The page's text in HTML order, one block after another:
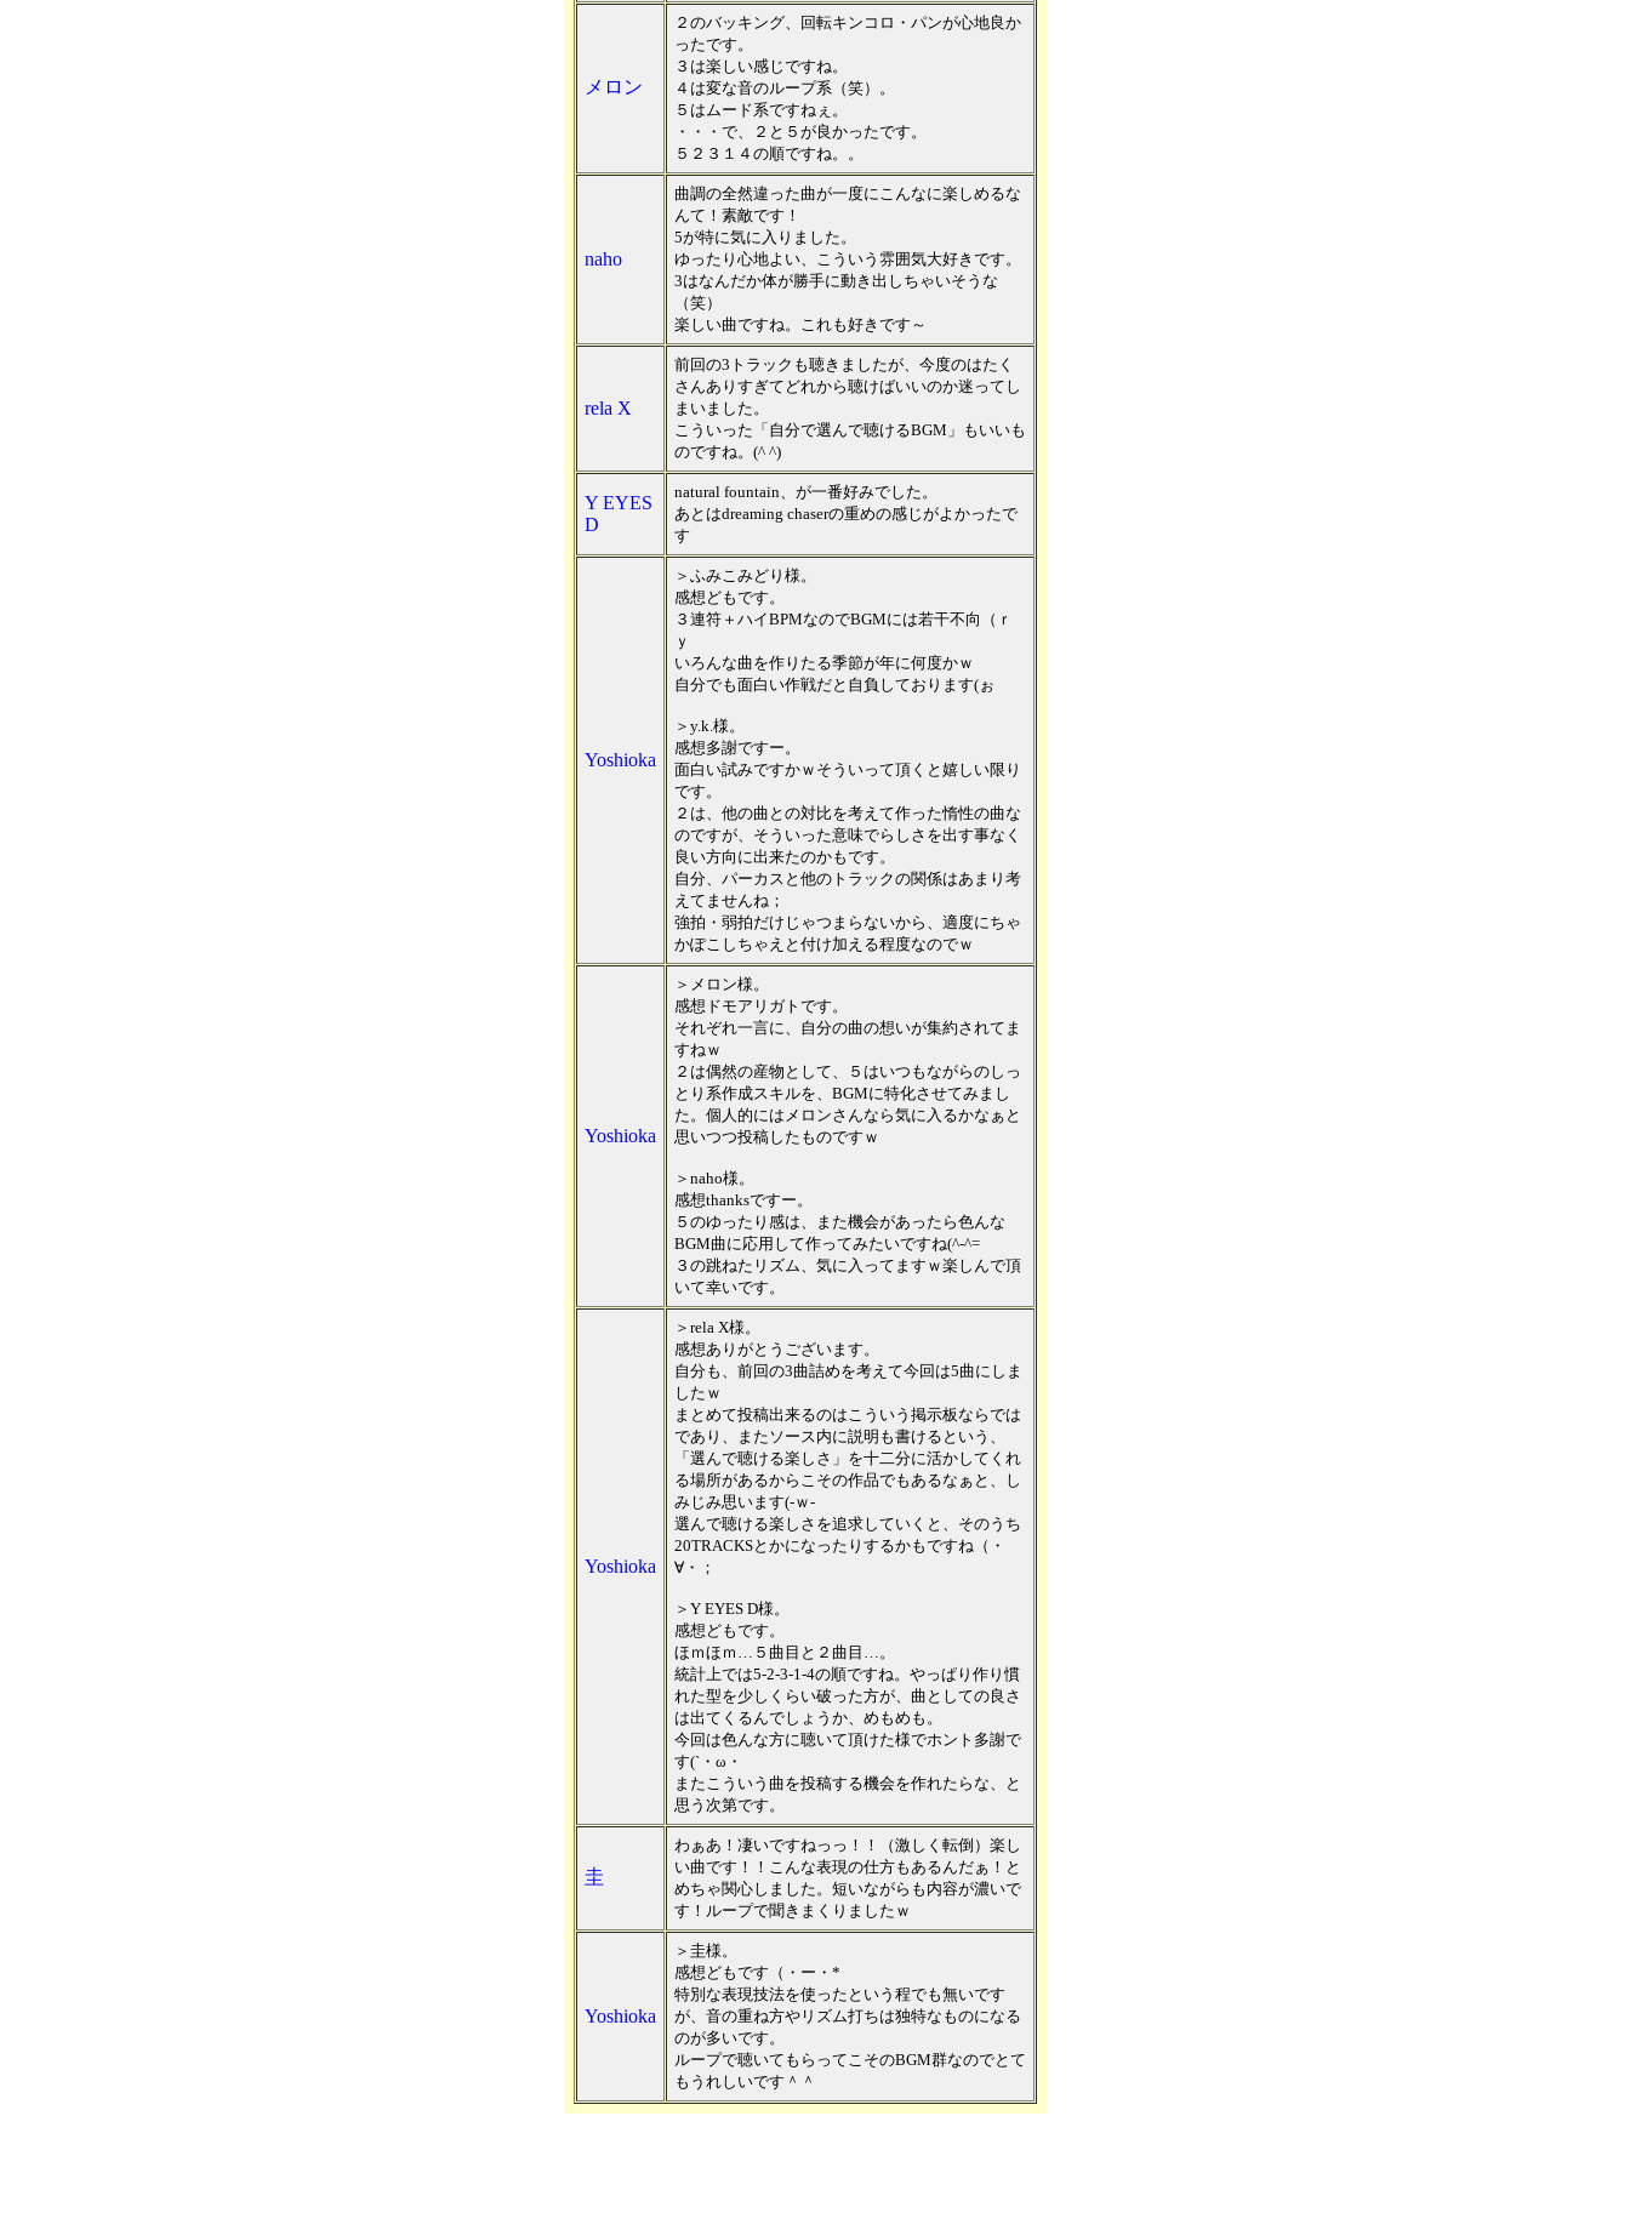
メロン
２のバッキング、回転キンコロ・パンが心地良か
ったです。
３は楽しい感じですね。
４は変な音のループ系（笑）。
５はムード系ですねぇ。
・・・で、２と５が良かったです。
５２３１４の順ですね。。
naho
曲調の全然違った曲が一度にこんなに楽しめるな
んて！素敵です！
5が特に気に入りました。
ゆったり心地よい、こういう雰囲気大好きです。
3はなんだか体が勝手に動き出しちゃいそうな
（笑）
楽しい曲ですね。これも好きです～
rela X
前回の3トラックも聴きましたが、今度のはたく
さんありすぎてどれから聴けばいいのか迷ってし
まいました。
こういった「自分で選んで聴けるBGM」もいいも
のですね。(^ ^)
Y EYES
D
natural fountain、が一番好みでした。
あとはdreaming chaserの重めの感じがよかったで
す
Yoshioka
＞ふみこみどり様。
感想どもです。
３連符＋ハイBPMなのでBGMには若干不向（ｒ
ｙ
いろんな曲を作りたる季節が年に何度かｗ
自分でも面白い作戦だと自負しております(ぉ
＞y.k.様。
感想多謝ですー。
面白い試みですかｗそういって頂くと嬉しい限り
です。
２は、他の曲との対比を考えて作った惰性の曲な
のですが、そういった意味でらしさを出す事なく
良い方向に出来たのかもです。
自分、パーカスと他のトラックの関係はあまり考
えてませんね；
強拍・弱拍だけじゃつまらないから、適度にちゃ
かぽこしちゃえと付け加える程度なのでｗ
Yoshioka
＞メロン様。
感想ドモアリガトです。
それぞれ一言に、自分の曲の想いが集約されてま
すねｗ
２は偶然の産物として、５はいつもながらのしっ
とり系作成スキルを、BGMに特化させてみまし
た。個人的にはメロンさんなら気に入るかなぁと
思いつつ投稿したものですｗ
＞naho様。
感想thanksですー。
５のゆったり感は、また機会があったら色んな
BGM曲に応用して作ってみたいですね(^-^=
３の跳ねたリズム、気に入ってますｗ楽しんで頂
いて幸いです。
Yoshioka
＞rela X様。
感想ありがとうございます。
自分も、前回の3曲詰めを考えて今回は5曲にしま
したｗ
まとめて投稿出来るのはこういう掲示板ならでは
であり、またソース内に説明も書けるという、
「選んで聴ける楽しさ」を十二分に活かしてくれ
る場所があるからこその作品でもあるなぁと、し
みじみ思います(-ｗ-
選んで聴ける楽しさを追求していくと、そのうち
20TRACKSとかになったりするかもですね（・
∀・；
＞Y EYES D様。
感想どもです。
ほｍほｍ…５曲目と２曲目…。
統計上では5-2-3-1-4の順ですね。やっぱり作り慣
れた型を少しくらい破った方が、曲としての良さ
は出てくるんでしょうか、めもめも。
今回は色んな方に聴いて頂けた様でホント多謝で
す(`・ω・
またこういう曲を投稿する機会を作れたらな、と
思う次第です。
圭
わぁあ！凄いですねっっ！！（激しく転倒）楽し
い曲です！！こんな表現の仕方もあるんだぁ！と
めちゃ関心しました。短いながらも内容が濃いで
す！ループで聞きまくりましたｗ
Yoshioka
＞圭様。
感想どもです（・ー・*
特別な表現技法を使ったという程でも無いです
が、音の重ね方やリズム打ちは独特なものになる
のが多いです。
ループで聴いてもらってこそのBGM群なのでとて
もうれしいです＾＾